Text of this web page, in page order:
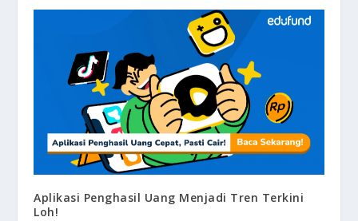
Aplikasi Penghasil Uang Menjadi Tren Terkini
Loh!